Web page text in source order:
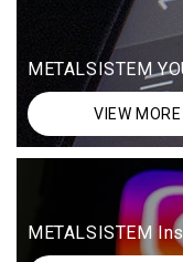
METALSISTEM
VIEW MORE
METALSISTEM